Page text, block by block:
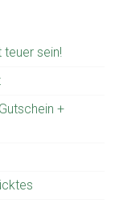
sein!
+